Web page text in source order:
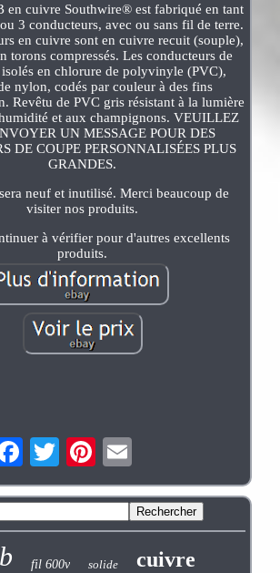
en cuivre Southwire® est fabriqué en tant
3 conducteurs, avec ou sans fil de terre.
en cuivre sont en cuivre recuit (souple),
torons compressés. Les conducteurs de
isolés en chlorure de polyvinyle (PVC),
nylon, codés par couleur à des fins
Revêtu de PVC gris résistant à la lumière
et aux champignons. VEUILLEZ
UN MESSAGE POUR DES
DE COUPE PERSONNALISÉES PLUS
GRANDES.
neuf et inutilisé. Merci beaucoup de
visiter nos produits.
à vérifier pour d'autres excellents
produits.
fil 600v solide cuivre